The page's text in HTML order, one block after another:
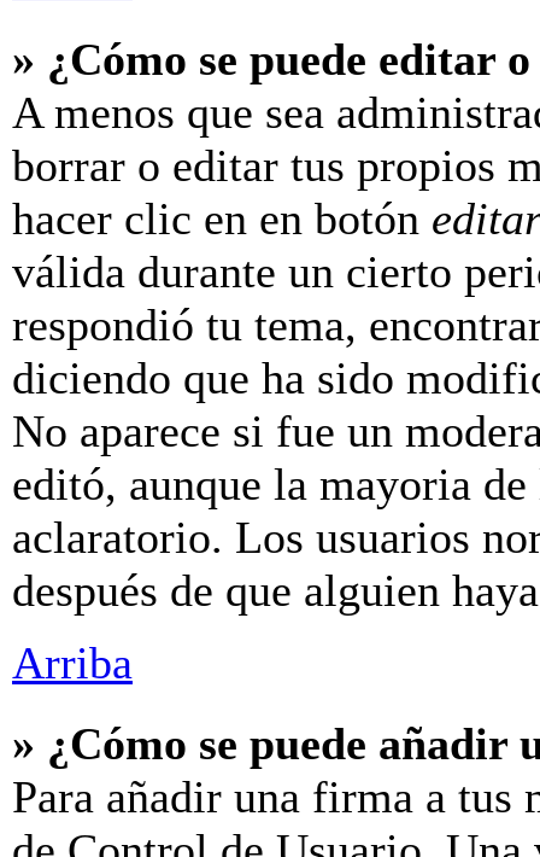
» ¿Cómo se puede editar
A menos que sea
borrar o editar tus propios
hacer clic en en botón
válida durante un cierto
respondió tu tema,
diciendo que ha sido
No aparece si fue un
editó, aunque la mayoria
aclaratorio. Los usuarios
después de que alguien
Arriba
» ¿Cómo se puede añadir
Para añadir una firma a tus